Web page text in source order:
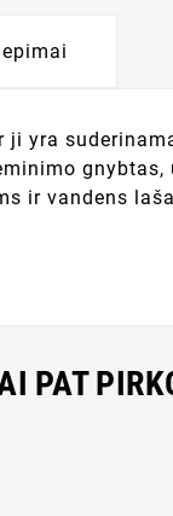
yra
ir vandens
PAT